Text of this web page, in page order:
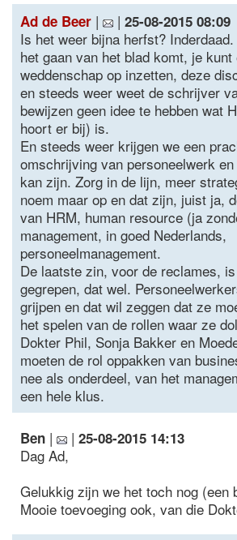
Ad de Beer | | 25-08-2015 08:09
Is het weer bijna herfst?
het gaan van het blad komt, je kunt
weddenschap op inzetten, deze
en steeds weer weet de schrijver
bewijzen geen idee te hebben wat
hoort er bij) is.
En steeds weer krijgen we een
omschrijving van personeelwerk
kan zijn. Zorg in de lijn, meer
noem maar op en dat zijn, juist ja,
van HRM, human resource (ja
management, in goed Nederlands,
personeelmanagement.
De laatste zin, voor de reclames,
gegrepen, dat wel.
grijpen en dat wil zeggen dat ze
het spelen van de rollen waar ze
Dokter Phil, Sonja Bakker en
moeten de rol oppakken van
nee als onderdeel, van het
een hele klus.
Ben | | 25-08-2015 14:13
Dag Ad,
Gelukkig zijn we het toch nog (een
Mooie toevoeging ook, van die